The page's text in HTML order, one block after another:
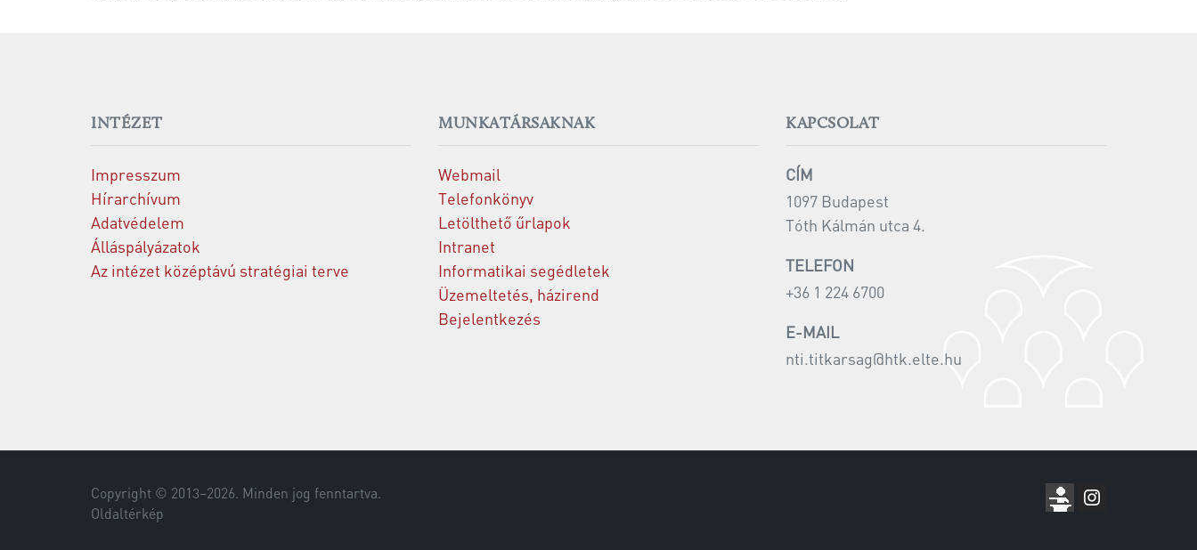
INTÉZET
Impresszum
Hírarchívum
Adatvédelem
Álláspályázatok
Az intézet középtávú stratégiai terve
MUNKATÁRSAKNAK
Webmail
Telefonkönyv
Letölthető űrlapok
Intranet
Informatikai segédletek
Üzemeltetés, házirend
Bejelentkezés
KAPCSOLAT
CÍM
1097 Budapest
Tóth Kálmán utca 4.
TELEFON
+36 1 224 6700
E-MAIL
nti.titkarsag@htk.elte.hu
Copyright © 2013–2026. Minden jog fenntartva.
Oldaltérkép